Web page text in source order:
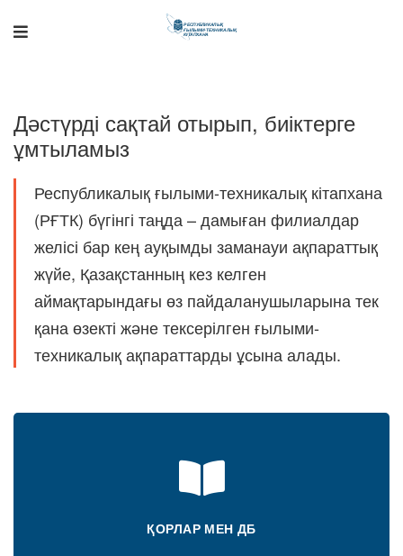
Дәстүрді сақтай отырып, биіктерге
ұмтыламыз
Республикалық ғылыми-техникалық кітапхана
(РҒТК) бүгінгі таңда – дамыған филиалдар
желісі бар кең ауқымды заманауи ақпараттық
жүйе, Қазақстанның кез келген
аймақтарындағы өз пайдаланушыларына тек
қана өзекті және тексерілген ғылыми-
техникалық ақпараттарды ұсына алады.
ҚОРЛАР МЕН ДБ
Поддержка РНТБ
RU